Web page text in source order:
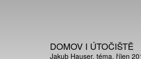
DOMOV I ÚTOČIŠTĚ
Jakub Hauser téma říjen